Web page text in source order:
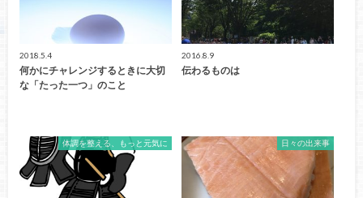
2018.5.4
何かにチャレンジするときに大切
な「たった一つ」のこと
2016.8.9
伝わるものは
体調を整える、もっと元気に 日々の出来事